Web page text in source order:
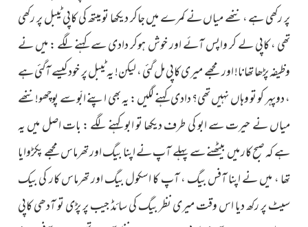
پر رکھی ہے ، ننھے میاں نے کمرے میں جاکر دیکھا تو میتھ کی کاپی ٹیبل پر رکھی
تھی ، کاپی لے کر واپس آئے اور خوش ہوکر دادی سے کہنے لگے : میں نے
وظیفہ پڑھا تھانا! اور مجھے میری کاپی مل گئی ، لیکن! یہ ٹیبل پر خود کیسے آگئی ہے
، دوپہر کو تو وہاں نہیں تھی؟ دادی کہنے لگیں : یہ بھی اپنے ابّو سے پوچھو! ننھے
میاں نے حیرت سے ابو کی طرف دیکھا تو ابو کہنے لگے : بات اصل میں یہ
ہے کہ صبح کار میں بیٹھنے سے پہلے آپ نے اپنا بیگ اور تھرماس مجھے پکڑوایا
تھا ، میں نے اپنا آفس بیگ ، آپ کا اسکول بیگ اور تھرماس کار کی بیک
سیٹ پر رکھ دیا اس وقت میری نظر بیگ کی سائڈ جیب پر پڑی تو آدھی کاپی